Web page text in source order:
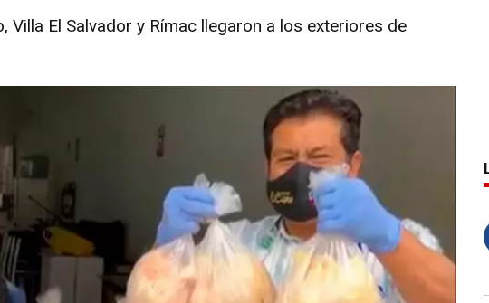
El Salvador y Rímac llegaron a los exteriores de